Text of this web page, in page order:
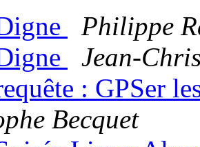
Philippe
Jean-
: GPSer
Becquet